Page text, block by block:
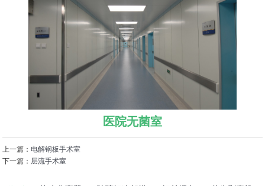
医院无菌室
上一篇： 电解钢板手术室
下一篇： 层流手术室